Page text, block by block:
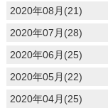
2020年08月(21)
2020年07月(28)
2020年06月(25)
2020年05月(22)
2020年04月(25)